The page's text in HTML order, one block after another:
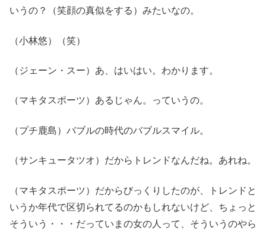
いうの？（笑顔の真似をする）みたいなの。
（小林悠）（笑）
（ジェーン・スー）あ、はいはい。わかります。
（マキタスポーツ）あるじゃん。っていうの。
（プチ鹿島）バブルの時代のバブルスマイル。
（サンキュータツオ）だからトレンドなんだね。あれね。
（マキタスポーツ）だからびっくりしたのが、トレンドと
いうか年代で区切られてるのかもしれないけど、ちょっと
そういう・・・だっていまの女の人って、そういうのやら